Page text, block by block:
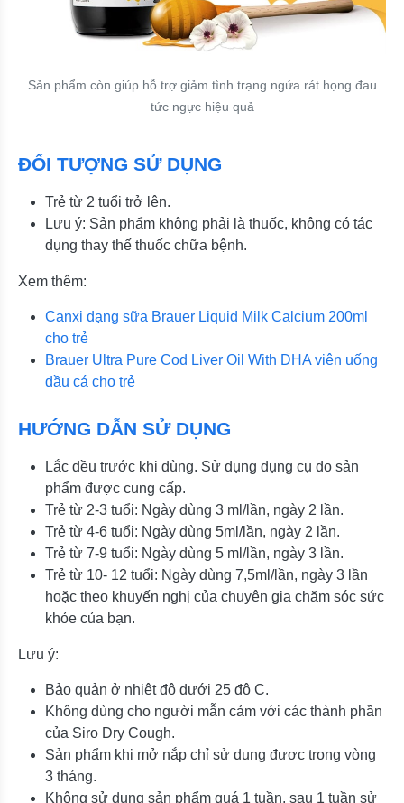
Sản phẩm còn giúp hỗ trợ giảm tình trạng ngứa rát họng đau
tức ngực hiệu quả
ĐỐI TƯỢNG SỬ DỤNG
Trẻ từ 2 tuổi trở lên.
Lưu ý: Sản phẩm không phải là thuốc, không có tác
dụng thay thế thuốc chữa bệnh.
Xem thêm:
Canxi dạng sữa Brauer Liquid Milk Calcium 200ml
cho trẻ
Brauer Ultra Pure Cod Liver Oil With DHA viên uống
dầu cá cho trẻ
HƯỚNG DẪN SỬ DỤNG
Lắc đều trước khi dùng. Sử dụng dụng cụ đo sản
phẩm được cung cấp.
Trẻ từ 2-3 tuổi: Ngày dùng 3 ml/lần, ngày 2 lần.
Trẻ từ 4-6 tuổi: Ngày dùng 5ml/lần, ngày 2 lần.
Trẻ từ 7-9 tuổi: Ngày dùng 5 ml/lần, ngày 3 lần.
Trẻ từ 10- 12 tuổi: Ngày dùng 7,5ml/lần, ngày 3 lần
hoặc theo khuyến nghị của chuyên gia chăm sóc sức
khỏe của bạn.
Lưu ý:
Bảo quản ở nhiệt độ dưới 25 độ C.
Không dùng cho người mẫn cảm với các thành phần
của Siro Dry Cough.
Sản phẩm khi mở nắp chỉ sử dụng được trong vòng
3 tháng.
Không sử dụng sản phẩm quá 1 tuần, sau 1 tuần sử